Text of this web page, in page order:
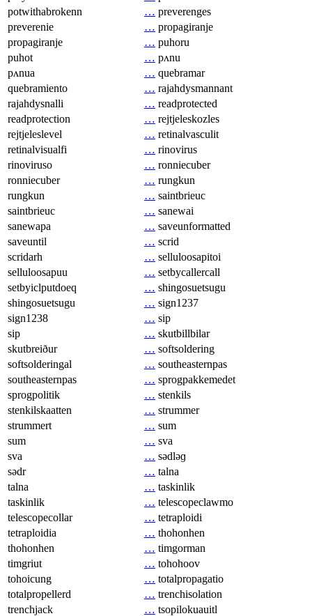
potwithabrokenn
… preverenges
preverenie
… propagiranje
propagiranje
… puhoru
puhot
… pʌnu
pʌnua
… quebramar
quebramiento
… rajahdysmannant
rajahdysnalli
… readprotected
readprotection
… rejtjeleskozles
rejtjeleslevel
… retinalvasculit
retinalvisualfi
… rinovirus
rinoviruso
… ronniecuber
ronniecuber
… rungkun
rungkun
… saintbrieuc
saintbrieuc
… sanewai
sanewapa
… saveunformatted
saveuntil
… scrid
scridarh
… selluloosapitoi
selluloosapuu
… setbycallercall
setbyiclputdoeq
… shingosuetsugu
shingosuetsugu
… sign1237
sign1238
… sip
sip
… skutbillbilar
skutbreiður
… softsoldering
softsolderingal
… southeasternpas
southeasternpas
… sprogpakkemedet
sprogpolitik
… stenkils
stenkilskaatten
… strummer
strummert
… sum
sum
… sva
sva
… sədləɡ
sədr
… talna
talna
… taskinlik
taskinlik
… telescopeclawmo
telescopecollar
… tetraploidi
tetraploidia
… thohonhen
thohonhen
… timgorman
timgriut
… tohohoov
tohoicung
… totalpropagatio
totalpropellerd
… trenchisolation
trenchjack
… tsopilokuauitl